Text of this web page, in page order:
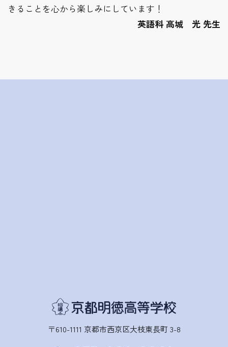
きることを心から楽しみにしています！
英語科 高城 光 先生
〒610-1111 京都市西京区大枝東長町 3-8